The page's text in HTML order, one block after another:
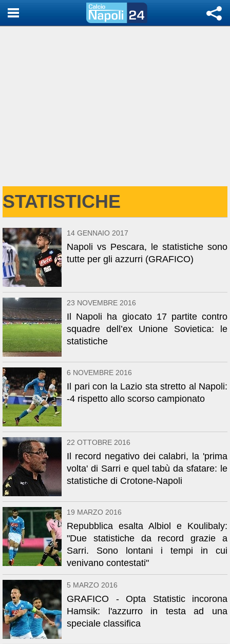
STATISTICHE
14 GENNAIO 2017
Napoli vs Pescara, le statistiche sono
tutte per gli azzurri (GRAFICO)
23 NOVEMBRE 2016
Il Napoli ha giocato 17 partite contro
squadre dell’ex Unione Sovietica: le
statistiche
6 NOVEMBRE 2016
Il pari con la Lazio sta stretto al Napoli:
-4 rispetto allo scorso campionato
22 OTTOBRE 2016
Il record negativo dei calabri, la 'prima
volta' di Sarri e quel tabù da sfatare: le
statistiche di Crotone-Napoli
19 MARZO 2016
Repubblica esalta Albiol e Koulibaly:
"Due statistiche da record grazie a
Sarri. Sono lontani i tempi in cui
venivano contestati"
5 MARZO 2016
GRAFICO - Opta Statistic incorona
Hamsik: l'azzurro in testa ad una
speciale classifica